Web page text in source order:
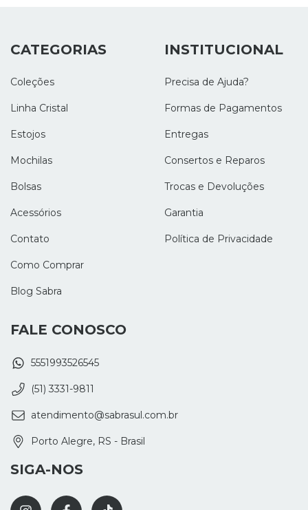
CATEGORIAS
Coleções
Linha Cristal
Estojos
Mochilas
Bolsas
Acessórios
Contato
Como Comprar
Blog Sabra
INSTITUCIONAL
Precisa de Ajuda?
Formas de Pagamentos
Entregas
Consertos e Reparos
Trocas e Devoluções
Garantia
Política de Privacidade
FALE CONOSCO
5551993526545
(51) 3331-9811
atendimento@sabrasul.com.br
Porto Alegre, RS - Brasil
SIGA-NOS